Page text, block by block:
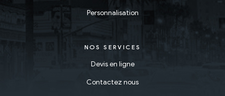
Personnalisation
NOS SERVICES
Devis en ligne
Contactez nous